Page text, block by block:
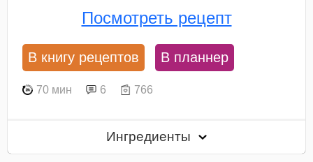
Посмотреть рецепт
В книгу рецептов В планнер
70 мин 6 766
Ингредиенты